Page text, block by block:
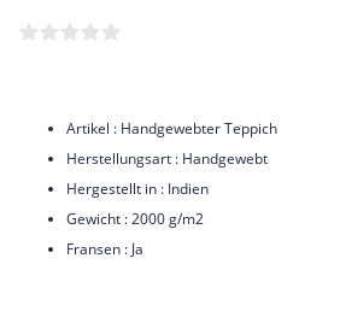
Artikel : Handgewebter Teppich
Herstellungsart : Handgewebt
Hergestellt in : Indien
Gewicht : 2000 g/m2
Fransen : Ja